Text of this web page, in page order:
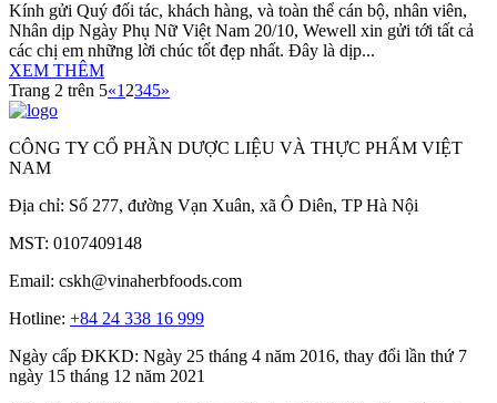
Kính gửi Quý đối tác, khách hàng, và toàn thể cán bộ, nhân viên,
Nhân dịp Ngày Phụ Nữ Việt Nam 20/10, Wewell xin gửi tới tất cả
các chị em những lời chúc tốt đẹp nhất. Đây là dịp...
XEM THÊM
Trang 2 trên 5«1 2345»
CÔNG TY CỔ PHẦN DƯỢC LIỆU VÀ THỰC PHẨM VIỆT
NAM
Địa chỉ: Số 277, đường Vạn Xuân, xã Ô Diên, TP Hà Nội
MST: 0107409148
Email: cskh@vinaherbfoods.com
Hotline: +84 24 338 16 999
Ngày cấp ĐKKD: Ngày 25 tháng 4 năm 2016, thay đổi lần thứ 7
ngày 15 tháng 12 năm 2021